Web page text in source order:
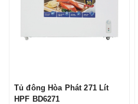
Tủ đông Hòa Phát 271 Lít
HPF BD6271